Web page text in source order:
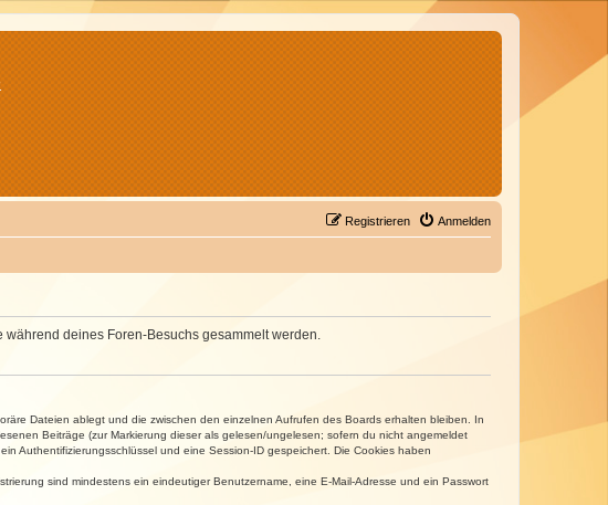
Anmelden
Registrieren
während deines Foren-Besuchs gesammelt werden.
Dateien ablegt und die zwischen den einzelnen Aufrufen des Boards erhalten bleiben. In
Beiträge (zur Markierung dieser als gelesen/ungelesen; sofern du nicht angemeldet
Authentifizierungsschlüssel und eine Session-ID gespeichert. Die Cookies haben
sind mindestens ein eindeutiger Benutzername, eine E-Mail-Adresse und ein Passwort